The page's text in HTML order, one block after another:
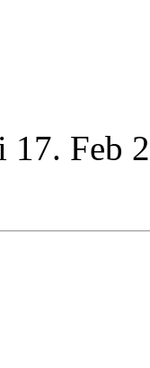
17. Feb